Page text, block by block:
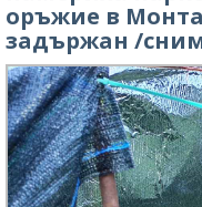
оръжие в
задържан /